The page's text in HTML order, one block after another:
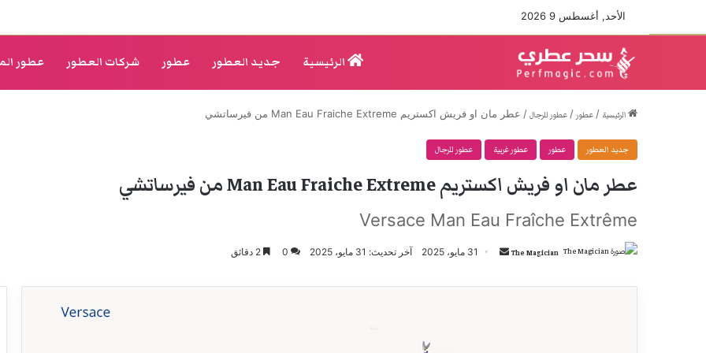
الأحد, أغسطس 9 2026
الرئيسية جديد العطور عطور شركات العطور عطور
الرئيسية / عطور / عطور للرجال/ عطر مان او فريش اكستريم Man Eau Fraiche Extreme من فيرساتشي
جديد العطور عطور عطور غربية عطور للرجال
عطر مان او فريش اكستريم Man Eau Fraiche Extreme من فيرساتشي
Versace Man Eau Fraîche Extrême
The Magician
أرسل
31 مايو، 2025 آخر تحديث: 31 مايو، 2025 0